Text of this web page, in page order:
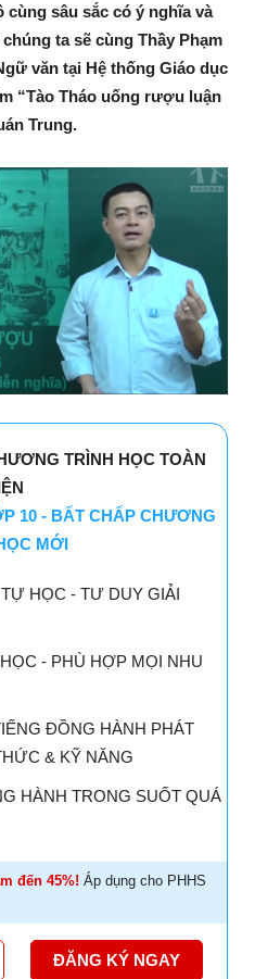
sâu sắc có ý nghĩa và
ta sẽ cùng Thầy Phạm
văn tại Hệ thống Giáo dục
“Tào Tháo uống rượu luận
Trung.
TRÌNH HỌC TOÀN
10 - BẤT CHẤP CHƯƠNG
MỚI
HỌC - TƯ DUY GIẢI
- PHÙ HỢP MỌI NHU
ĐỒNG HÀNH PHÁT
& KỸ NĂNG
HÀNH TRONG SUỐT QUÁ
đến 45%! Áp dụng cho PHHS
ĐĂNG KÝ NGAY